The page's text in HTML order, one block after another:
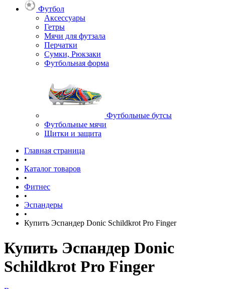
Футбол
Аксессуары
Гетры
Мячи для футзала
Перчатки
Сумки, Рюкзаки
Футбольная форма
Футбольные бутсы
Футбольные мячи
Щитки и защита
Главная страница
•
Каталог товаров
•
Фитнес
•
Эспандеры
•
Купить Эспандер Donic Schildkrot Pro Finger
Купить Эспандер Donic
Schildkrot Pro Finger